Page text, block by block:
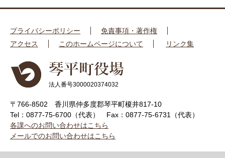
プライバシーポリシー
免責事項・著作権
アクセス
このホームページについて リンク集
法人番号3000020374032
〒766-8502 香川県仲多度郡琴平町榎井817-10
Tel：0877-75-6700（代表）
Fax：0877-75-6731（代表）
各課へのお問い合わせはこちら
メールでのお問い合わせはこちら